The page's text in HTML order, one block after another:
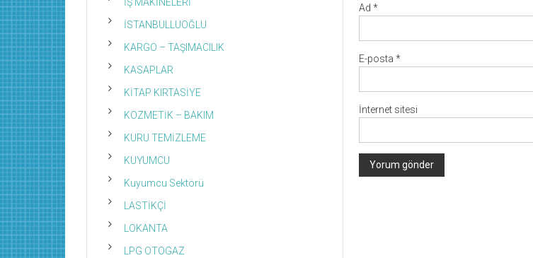
Ad *
E-posta *
İnternet sitesi
İSTANBULLUOĞLU
KARGO – TAŞIMACILIK
KASAPLAR
KİTAP KIRTASİYE
KOZMETİK – BAKIM
KURU TEMİZLEME
KUYUMCU
Kuyumcu Sektörü
LASTİKÇİ
LOKANTA
LPG OTOGAZ